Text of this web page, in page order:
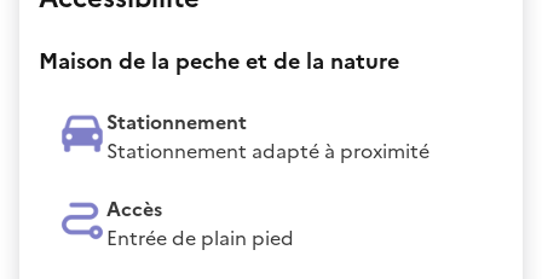
Maison de la peche et de la nature
Stationnement
Stationnement adapté à proximité
Accès
Entrée de plain pied